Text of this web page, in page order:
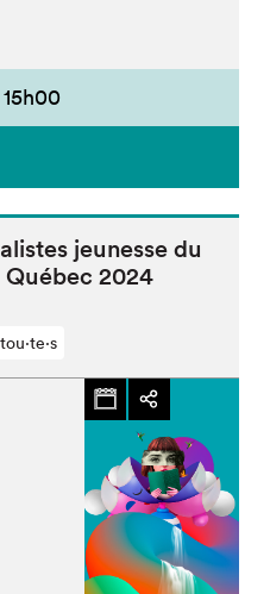
15h00
jeunesse du
2024